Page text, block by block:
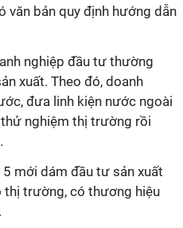
văn bản quy định hướng dẫn
nghiệp đầu tư thường
xuất. Theo đó, doanh
đưa linh kiện nước ngoài
nghiệm thị trường rồi
5 mới dám đầu tư sản xuất
thị trường, có thương hiệu